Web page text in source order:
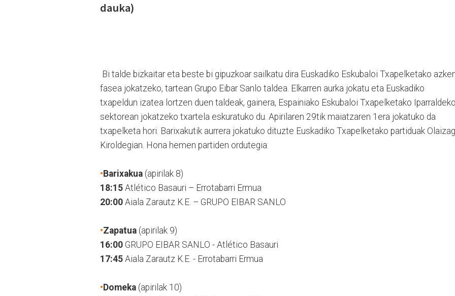
dauka)
Bi talde bizkaitar eta beste bi gipuzkoar sailkatu dira Euskadiko Eskubaloi Txapelketako
fasea jokatzeko, tartean Grupo Eibar Sanlo taldea. Elkarren aurka jokatu eta Euskadiko
txapeldun izatea lortzen duen taldeak, gainera, Espainiako Eskubaloi Txapelketako Iparraldeko
sektorean jokatzeko txartela eskuratuko du. Apirilaren 29tik maiatzaren 1era jokatuko da
txapelketa hori. Barixakutik aurrera jokatuko dituzte Euskadiko Txapelketako partiduak
Kiroldegian. Hona hemen partiden ordutegia:
• Barixakua (apirilak 8)
18:15 Atlético Basauri – Errotabarri Ermua
20:00 Aiala Zarautz K.E. – GRUPO EIBAR SANLO
•Zapatua (apirilak 9)
16:00 GRUPO EIBAR SANLO - Atlético Basauri
17:45 Aiala Zarautz K.E. - Errotabarri Ermua
• Domeka (apirilak 10)